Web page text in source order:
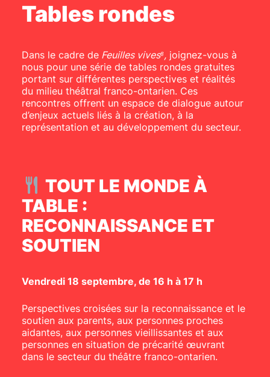
Tables rondes
Dans le cadre deFeuilles vives⁸,joignez-vous à
nous pour une série de tables rondes gratuites
portant sur différentes perspectives et réalités
du milieu théâtral franco-ontarien. Ces
rencontres offrent un espace de dialogue autour
d’enjeux actuels liés à la création, à la
représentation et au développement du secteur.
TOUT LE MONDE À
TABLE :
RECONNAISSANCE ET
SOUTIEN
Vendredi 18 septembre, de 16 h à 17 h
Perspectives croisées sur la reconnaissance et le
soutien aux parents, aux personnes proches
aidantes, aux personnes vieillissantes et aux
personnes en situation de précarité œuvrant
dans le secteur du théâtre franco-ontarien.